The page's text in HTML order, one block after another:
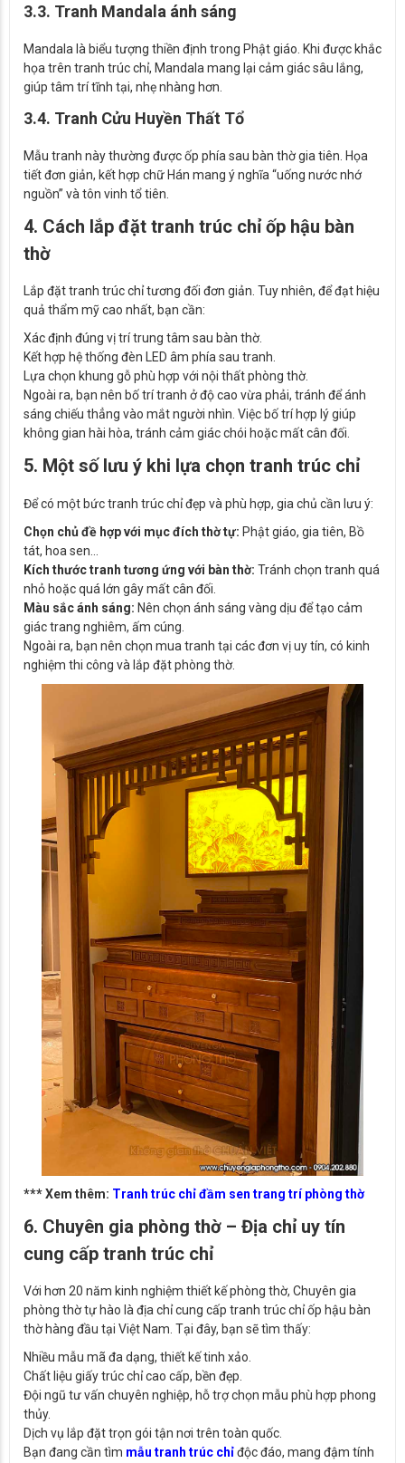
3.3. Tranh Mandala ánh sáng
Mandala là biểu tượng thiền định trong Phật giáo. Khi được khắc
họa trên tranh trúc chỉ, Mandala mang lại cảm giác sâu lắng,
giúp tâm trí tĩnh tại, nhẹ nhàng hơn.
3.4. Tranh Cửu Huyền Thất Tổ
Mẫu tranh này thường được ốp phía sau bàn thờ gia tiên. Họa
tiết đơn giản, kết hợp chữ Hán mang ý nghĩa “uống nước nhớ
nguồn” và tôn vinh tổ tiên.
4. Cách lắp đặt tranh trúc chỉ ốp hậu bàn
thờ
Lắp đặt tranh trúc chỉ tương đối đơn giản. Tuy nhiên, để đạt hiệu
quả thẩm mỹ cao nhất, bạn cần:
Xác định đúng vị trí trung tâm sau bàn thờ.
Kết hợp hệ thống đèn LED âm phía sau tranh.
Lựa chọn khung gỗ phù hợp với nội thất phòng thờ.
Ngoài ra, bạn nên bố trí tranh ở độ cao vừa phải, tránh để ánh
sáng chiếu thẳng vào mắt người nhìn. Việc bố trí hợp lý giúp
không gian hài hòa, tránh cảm giác chói hoặc mất cân đối.
5. Một số lưu ý khi lựa chọn tranh trúc chỉ
Để có một bức tranh trúc chỉ đẹp và phù hợp, gia chủ cần lưu ý:
Chọn chủ đề hợp với mục đích thờ tự: Phật giáo, gia tiên, Bồ
tát, hoa sen…
Kích thước tranh tương ứng với bàn thờ: Tránh chọn tranh quá
nhỏ hoặc quá lớn gây mất cân đối.
Màu sắc ánh sáng: Nên chọn ánh sáng vàng dịu để tạo cảm
giác trang nghiêm, ấm cúng.
Ngoài ra, bạn nên chọn mua tranh tại các đơn vị uy tín, có kinh
nghiệm thi công và lắp đặt phòng thờ.
*** Xem thêm: Tranh trúc chỉ đầm sen trang trí phòng thờ
6. Chuyên gia phòng thờ – Địa chỉ uy tín
cung cấp tranh trúc chỉ
Với hơn 20 năm kinh nghiệm thiết kế phòng thờ, Chuyên gia
phòng thờ tự hào là địa chỉ cung cấp tranh trúc chỉ ốp hậu bàn
thờ hàng đầu tại Việt Nam. Tại đây, bạn sẽ tìm thấy:
Nhiều mẫu mã đa dạng, thiết kế tinh xảo.
Chất liệu giấy trúc chỉ cao cấp, bền đẹp.
Đội ngũ tư vấn chuyên nghiệp, hỗ trợ chọn mẫu phù hợp phong
thủy.
Dịch vụ lắp đặt trọn gói tận nơi trên toàn quốc.
Bạn đang cần tìm mẫu tranh trúc chỉđộc đáo, mang đậm tính